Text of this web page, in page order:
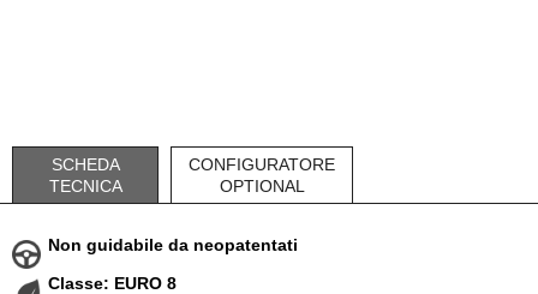
SCHEDA
TECNICA
CONFIGURATORE
OPTIONAL
Non guidabile da neopatentati
Classe: EURO 8